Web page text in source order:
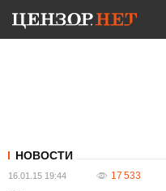
НОВОСТИ
16.01.15 19:44 17 533